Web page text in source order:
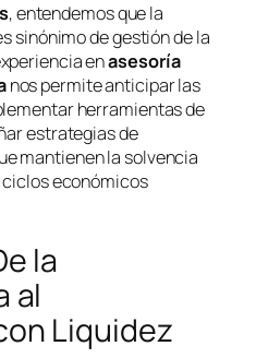
, entendemos que la
sinónimo de gestión de la
enasesoría
nos permite anticipar las
herramientas de
estrategias de
mantienen la solvencia
económicos
la
al
Liquidez